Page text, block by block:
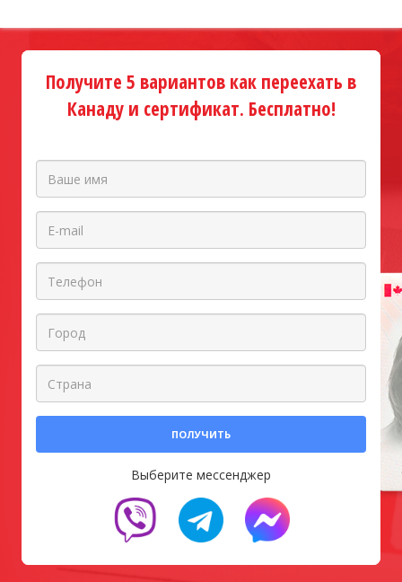
Получите 5 вариантов как переехать в
Канаду и сертификат. Бесплатно!
ПОЛУЧИТЬ
Выберите мессенджер